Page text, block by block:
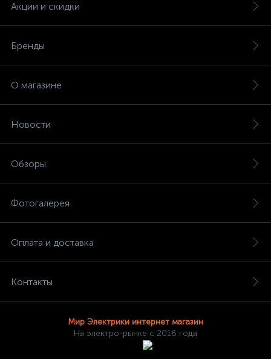
Акции и скидки
Бренды
О магазине
Новости
Обзоры
Фотогалерея
Оплата и доставка
Контакты
Мир Электрики интернет магазин
На электро-рынке с 2016 года